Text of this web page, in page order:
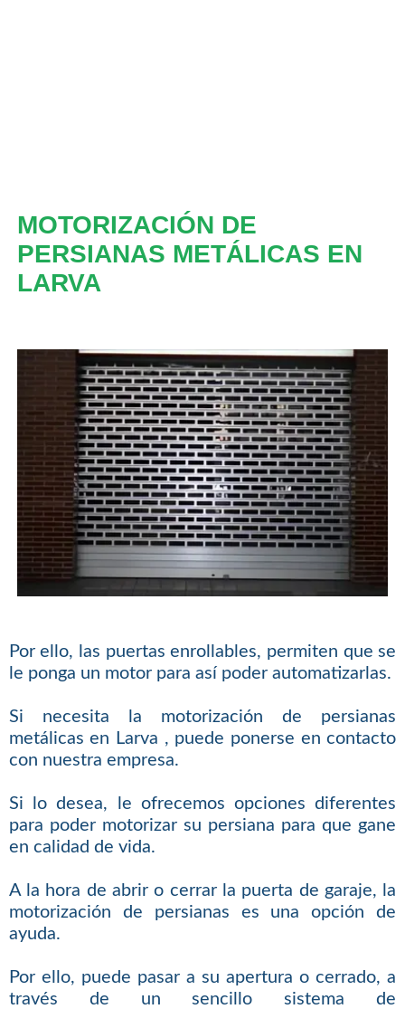
MOTORIZACIÓN DE
PERSIANAS METÁLICAS EN
LARVA
Por ello, las puertas enrollables, permiten que se
le ponga un motor para así poder automatizarlas.
Si necesita la motorización de persianas
metálicas en Larva , puede ponerse en contacto
con nuestra empresa.
Si lo desea, le ofrecemos opciones diferentes
para poder motorizar su persiana para que gane
en calidad de vida.
A la hora de abrir o cerrar la puerta de garaje, la
motorización de persianas es una opción de
ayuda.
Por ello, puede pasar a su apertura o cerrado, a
través de un sencillo sistema de